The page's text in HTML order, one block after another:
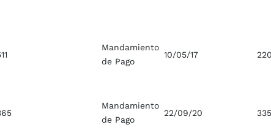
Mandamiento
de Pago
10/05/17 220
Mandamiento
de Pago
22/09/20